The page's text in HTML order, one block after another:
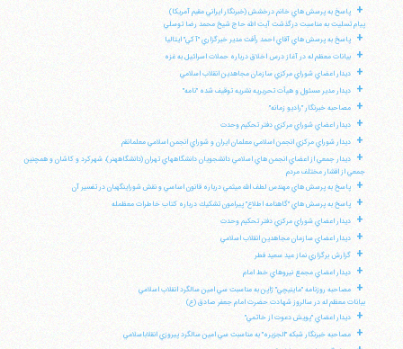
+
پاسخ به پرسش هاي خانم درخشش (خبرنگار ايراني مقيم آمريكا)
پيام تسليت به مناسبت درگذشت آيت الله حاج شيخ محمد رضا توسلي
+ پاسخ به پرسش هاي آقاي احمد رأفت مدير خبرگزاري "آكي" ايتاليا
+ بيانات معظم له در آغاز درس اخلاق درباره حملات اسرائيل به غزه
+ ديدار اعضاي شوراي مركزي سازمان مجاهدين انقلاب اسلامي
+ ديدار مدير مسئول و هيأت تحريريه نشريه توقيف شده "نامه"
+ مصاحبه خبرنگار "راديو زمانه"
+ ديدار اعضاي شوراي مركزي دفتر تحكيم وحدت
+ ديدار شوراي مركزي انجمن اسلامي معلمان ايران و شوراي انجمن اسلامي معلمانقم
+
ديدار جمعي از اعضاي انجمن هاي اسلامي دانشجويان دانشگاههاي تهران (دانشگاههنر)، شهركرد و كاشان و همچنين
جمعي از اقشار مختلف مردم
+ پاسخ به پرسش هاي مهندس لطف الله ميثمي درباره قانون اساسي و نقش شوراينگهبان در تفسير آن
+ پاسخ به پرسش هاي "گاهنامه اطلاع" پيرامون تشكيك درباره كتاب خاطرات معظمله
+ ديدار اعضاي شوراي مركزي دفتر تحكيم وحدت
+ ديدار اعضاي سازمان مجاهدين انقلاب اسلامي
+ گزارش برگزاري نماز عيد سعيد فطر
+ ديدار اعضاي مجمع نيروهاي خط امام
+
مصاحبه روزنامه "ماينيچي" ژاپن به مناسبت سي امين سالگرد انقلاب اسلامي
بيانات معظم له در سالروز شهادت حضرت امام جعفر صادق (ع)
+ ديدار اعضاي "پويش دعوت از خاتمي"
+ مصاحبه خبرنگار شبكه "الجزيره" به مناسبت سي امين سالگرد پيروزي انقلاباسلامي